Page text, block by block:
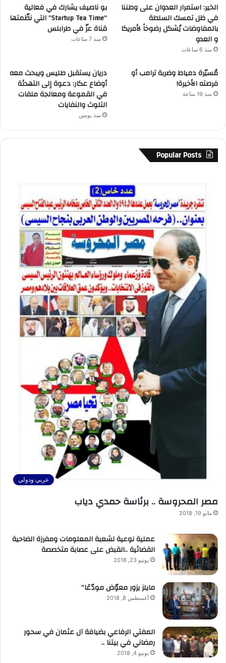
الخير: استمرار العدوان على وطننا
في ظل تمسك السلطة
بالمفاوضات يُشكل رضوخاً لأمريكا
و العدو
منذ 6 ساعات
بو ناصيف يشارك في فعالية
“Startup Tea Time” التي نظّمتها
قناة عزّ في طرابلس
منذ 7 ساعات
مُسيّرة دمياط وضربة ترامب أو
فرصته الأخيرة!
منذ 19 ساعة
دريان يستقبل طليس ويبحث معه
أوضاع عكار: دعوة إلى التهدئة
في القموعة ومعالجة ملفات
التلوث والنفايات
منذ يومين
Popular Posts
عربي ودولي
مصر المحروسة .. برئاسة حمدي دياب
مايو 19, 2018
عملية نوعية لشعبة المعلومات ومفرزة الضاحية
القضائية ..القبض على عصابة متخصصة
يونيو 23, 2018
مايلز يزور معوّض مودّعًا”
أغسطس 8, 2018
المفتي الرفاعي بضيافة آل عثمان في سحور
رمضاني في بيتنا ..
يونيو 4, 2018